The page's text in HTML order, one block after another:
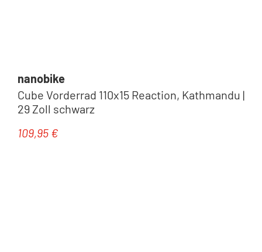
nanobike
Cube Vorderrad 110x15 Reaction, Kathmandu |
29 Zoll schwarz
Regulärer Preis:
109,95 €